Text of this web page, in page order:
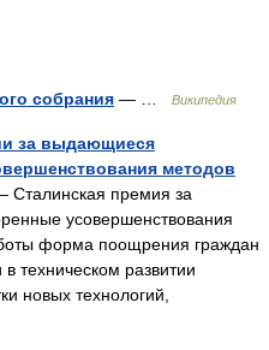
собрания — … Википедия
за выдающиеся
методов
Сталинская премия за
усовершенствования
форма поощрения граждан
техническом развитии
новых технологий,